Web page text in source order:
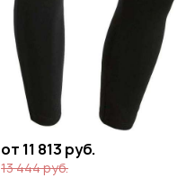
от 11 813 руб.
13 444 руб.